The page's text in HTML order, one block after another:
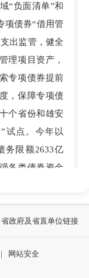
“负面清单”和
项债券“借用管
出监管，健全
理项目资产，
专项债券提前
，保障专项债
个省份和雄安
试点。今年以
务限额2633亿
各类债券资金
已全部发行，
省政府及省直单位链接
|
网站安全